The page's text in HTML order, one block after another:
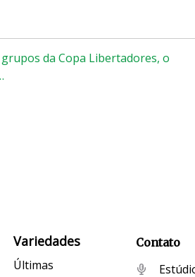
da Copa Libertadores, o
Variedades
Últimas
Contato